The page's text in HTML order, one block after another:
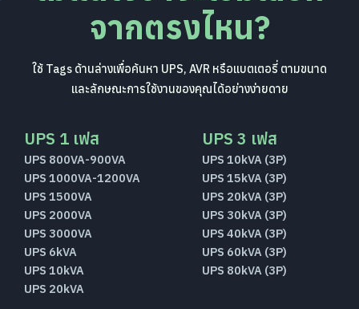
จากตรงไหน?
ใช้ Tags ด้านล่างเพื่อค้นหา UPS, AVR หรือแบตเตอรี่ ตามขนาด
และลักษณะการใช้งานของคุณได้อย่างง่ายดาย
UPS 1 เฟส
UPS 800VA-900VA
UPS 1000VA-1200VA
UPS 1500VA
UPS 2000VA
UPS 3000VA
UPS 6kVA
UPS 10kVA
UPS 20kVA
UPS 3 เฟส
UPS 10kVA (3P)
UPS 15kVA (3P)
UPS 20kVA (3P)
UPS 30kVA (3P)
UPS 40kVA (3P)
UPS 60kVA (3P)
UPS 80kVA (3P)